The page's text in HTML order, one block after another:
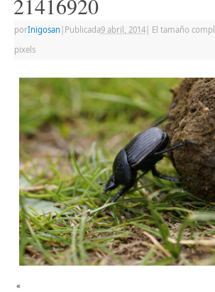
porInigosan Publicada9 abril, 2014| El tamaño
pixels
«